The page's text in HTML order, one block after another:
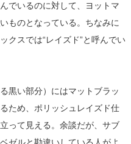
でいるのに対して、ヨットマ
ものとなっている。ちなみに
クスでは“レイズド”と呼んでい
黒い部分）にはマットブラッ
ため、ポリッシュレイズド仕
って見える。余談だが、サブ